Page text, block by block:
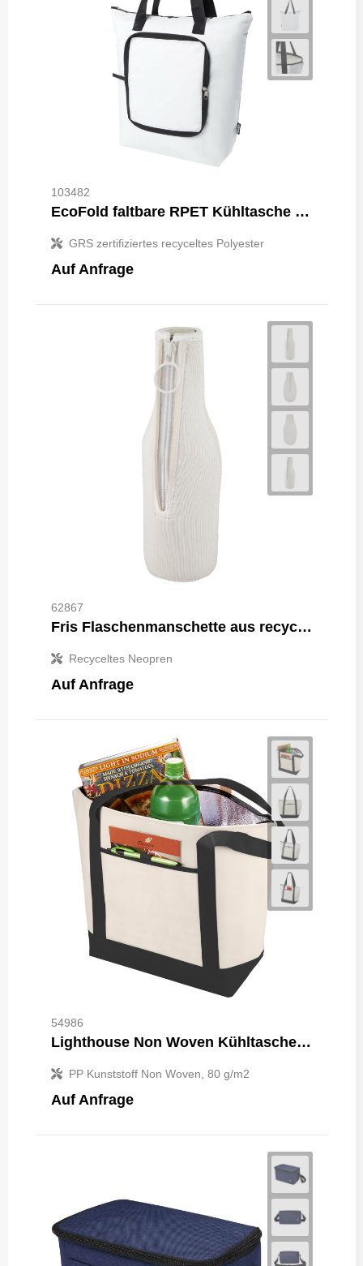
103482
EcoFold faltbare RPET Kühltasche 15 L
GRS zertifiziertes recyceltes Polyester
Auf Anfrage
62867
Fris Flaschenmanschette aus recyceltem Neopren
Recyceltes Neopren
Auf Anfrage
54986
Lighthouse Non Woven Kühltasche 21L
PP Kunststoff Non Woven, 80 g/m2
Auf Anfrage